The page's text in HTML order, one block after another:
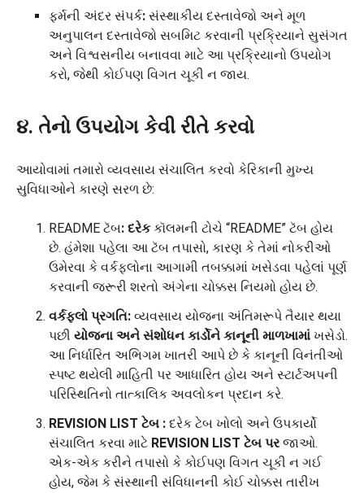
ફર્મની અંદર સંપર્ક: સંસ્થાકીય દસ્તાવેજો અને મૂળ
અનુપાલન દસ્તાવેજો સબમિટ કરવાની પ્રક્રિયાને સુસંગત
અને વિશ્વસનીય બનાવવા માટે આ પ્રક્રિયાનો ઉપયોગ
કરો, જેથી કોઈપણ વિગત ચૂકી ન જાય.
૪. તેનો ઉપયોગ કેવી રીતે કરવો
આયોવામાં તમારો વ્યવસાય સંચાલિત કરવો કેરિકાની મુખ્ય
સુવિધાઓને કારણે સરળ છે:
README ટૅબ: દરેકકૉલમની ટોચે “README” ટૅબ હોય
છે. હંમેશા પહેલા આ ટૅબ તપાસો, કારણ કે તેમાં નોકરીઓ
ઉમેરવા કે વર્કફ્લોના આગામી તબક્કામાં ખસેડવા પહેલાં પૂર્ણ
કરવાની જરૂરી શરતો અંગેના ચોક્કસ નિયમો હોય છે.
વર્કફ્લો પ્રગતિ: વ્યવસાય યોજના અંતિમરૂપે તૈયાર થયા
પછી યોજના અને સંશોધન કાર્ડોને કાનૂની માળખામાં ખસેડો.
આ નિર્ધારિત અભિગમ ખાતરી આપે છે કે કાનૂની વિનંતીઓ
સ્પષ્ટ થયેલી માહિતી પર આધારિત હોય અને સ્ટાર્ટઅપની
પરિસ્થિતિનો તાત્કાલિક અવલોકન પ્રદાન કરે.
REVISION LIST ટેબ : દરેક ટેબ ખોલો અને ઉપકાર્યો
સંચાલિત કરવા માટે REVISION LIST ટેબ પરજાઓ.
એક-એક કરીને તપાસો કે કોઈપણ વિગત ચૂકી ન ગઈ
હોય, જેમ કે સંસ્થાની સંવિધાનની કોઈ ચોક્કસ તારીખ